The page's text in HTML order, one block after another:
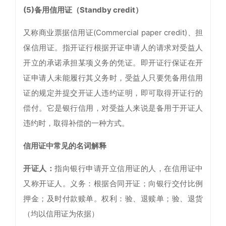
(5)备用信用证（Standby credit）
又称商业票据信用证(Commercial paper credit)、担
保信用证。指开证行根据开证申请人的请求对受益人
开立的承诺承担某项义务的凭证。即开证行保证在开
证申请人未能履行其义务时，受益人只要凭备用信用
证的规定并提交开证人违约证明，即可取得开证行的
偿付。它是银行信用，对受益人来说是备用于开证人
违约时，取得补偿的一种方式。
信用证中常见的名词解释
开证人： 指向银行申请开立信用证的人，在信用证中
又称开证人。义务：根据合同开证；向银行交付比例
押金；及时付款赎单。权利：验、退赎单；验、退货
（均以信用证为依据）